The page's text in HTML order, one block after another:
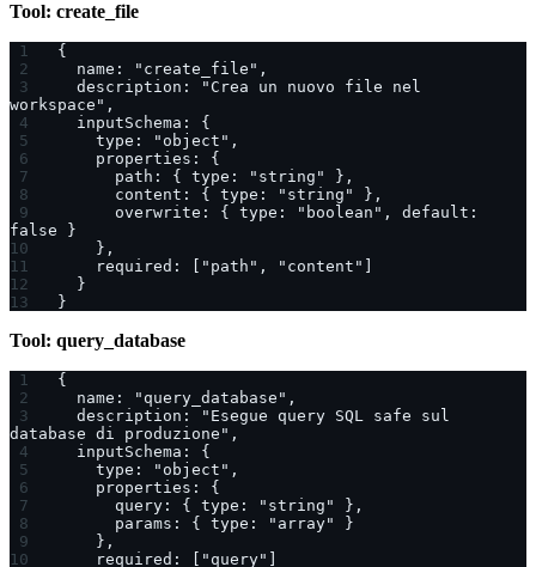
Tool: create_file
{
  name: "create_file",
  description: "Crea un nuovo file nel
workspace",
  inputSchema: {
    type: "object",
    properties: {
      path: { type: "string" },
      content: { type: "string" },
      overwrite: { type: "boolean", default:
false }
    },
    required: ["path", "content"]
  }
}
Tool: query_database
{
  name: "query_database",
  description: "Esegue query SQL safe sul
database di produzione",
  inputSchema: {
    type: "object",
    properties: {
      query: { type: "string" },
      params: { type: "array" }
    },
    required: ["query"]